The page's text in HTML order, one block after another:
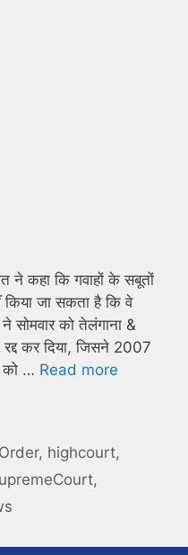
ने कहा कि गवाहों के सबूतों
जा सकता है कि वे
सोमवार को तेलंगाना &
कर दिया, जिसने 2007
को … Read more
, highcourt,
,